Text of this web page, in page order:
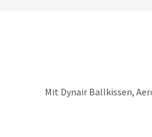
Mit Dynair Ballkissen,